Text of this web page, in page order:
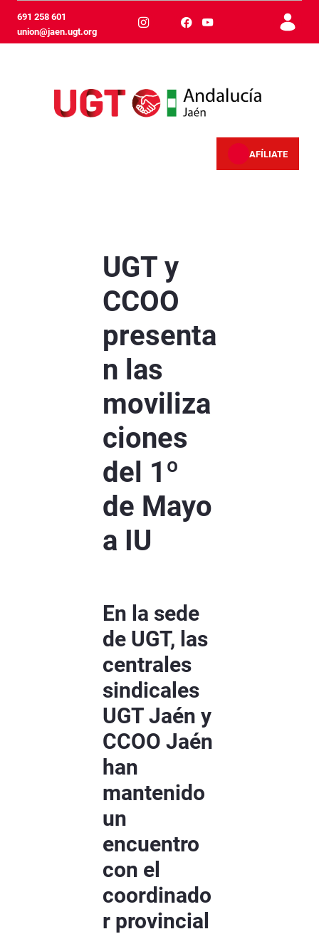
Hoppa till huvudinnehåll
691 258 601
union@jaen.ugt.org
AFÍLIATE
UGT y
CCOO
presenta
n las
moviliza
ciones
del 1º
de Mayo
a IU
En la sede
de UGT, las
centrales
sindicales
UGT Jaén y
CCOO Jaén
han
mantenido
un
encuentro
con el
coordinado
r provincial